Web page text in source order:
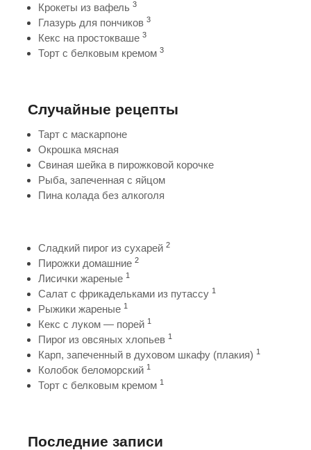
Крокеты из вафель 3
Глазурь для пончиков 3
Кекс на простокваше 3
Торт с белковым кремом 3
Случайные рецепты
Тарт с маскарпоне
Окрошка мясная
Свиная шейка в пирожковой корочке
Рыба, запеченная с яйцом
Пина колада без алкоголя
Сладкий пирог из сухарей 2
Пирожки домашние 2
Лисички жареные 1
Салат с фрикадельками из путассу 1
Рыжики жареные 1
Кекс с луком — порей 1
Пирог из овсяных хлопьев 1
Карп, запеченный в духовом шкафу (плакия) 1
Колобок беломорский 1
Торт с белковым кремом 1
Последние записи